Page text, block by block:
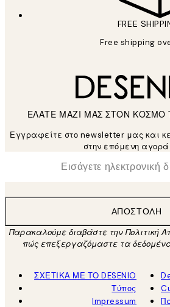
FREE
Free shipping
ΕΛΑΤΕ ΜΑΖΙ ΜΑΣ ΣΤΟΝ ΚΟΣΜΟ
Εγγραφείτε στο newsletter μας και
στην επόμενη
Ηλεκτρονική Διεύθυνση
ΑΠΟΣΤΟΛΉ
Παρακαλούμε διαβάστε την Πολιτική
πώς επεξεργαζόμαστε τα
ΣΧΕΤΙΚΑ ΜΕ ΤΟ DESENIO
Τύπος
Impressum